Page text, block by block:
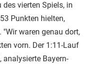
vierten Spiels, in
Punkten hielten,
waren genau dort,
vorn. Der 1:11-Lauf
analysierte Bayern-